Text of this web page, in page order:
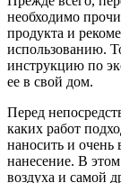
необходимо
продукта и
использованию.
инструкцию по
ее в свой дом.
Перед
каких работ
наносить и очень
нанесение. В
воздуха и самой